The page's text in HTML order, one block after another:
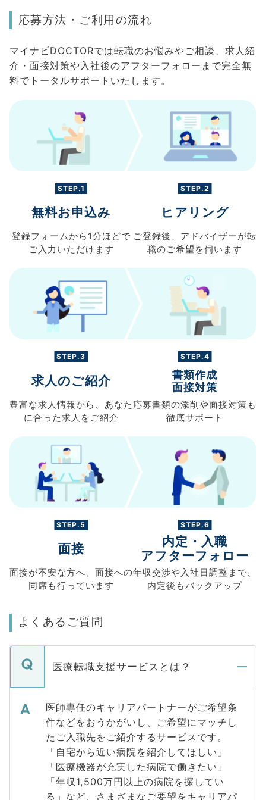
応募方法・ご利用の流れ
マイナビDOCTORでは転職のお悩みやご相談、求人紹
介・面接対策や入社後のアフターフォローまで完全無
料でトータルサポートいたします。
STEP.1
無料お申込み
登録フォームから 1分ほどで
ご入力 いただけます
STEP.2
ヒアリング
ご登録後、 アドバイザーが転
職のご希望を伺います
STEP.3
求人のご紹介
豊富な求人情報から、 あなた
に合った求人を ご紹介
STEP.4
書類作成
面接対策
応募書類の添削や面接対策も
徹底サポート
STEP.5
面接
面接が不安な方へ、 面接への
同席も行っています
STEP.6
内定・入職
アフターフォロー
年収交渉や入社日調整まで、
内定後もバックアップ
よくあるご質問
医療転職支援サービスとは？
医師専任のキャリアパートナーがご希望条
件などをおうかがいし、ご希望にマッチし
たご入職先をご紹介するサービスです。
「自宅から近い病院を紹介してほしい」
「医療機器が充実した病院で働きたい」
「年収1,500万円以上の病院を探してい
る」など、さまざまなご要望をキャリアパ